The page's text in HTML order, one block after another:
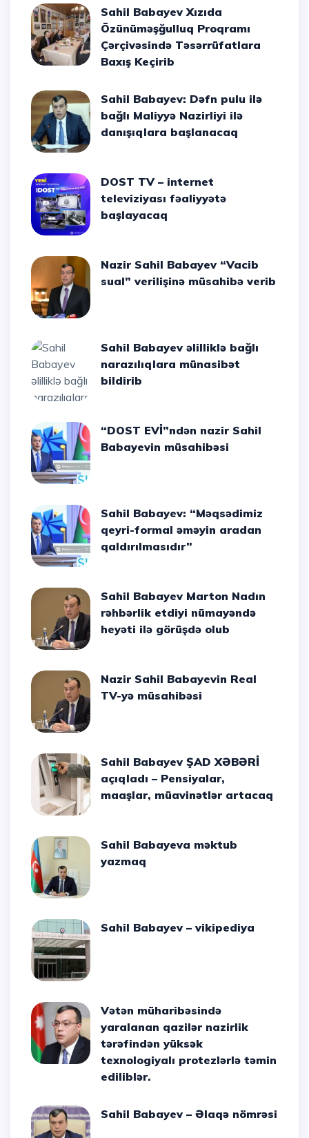
Sahil Babayev Xızıda
Özünüməşğulluq Proqramı
Çərçivəsində Təsərrüfatlara
Baxış Keçirib
Sahil Babayev: Dəfn pulu ilə
bağlı Maliyyə Nazirliyi ilə
danışıqlara başlanacaq
DOST TV – internet
televiziyası fəaliyyətə
başlayacaq
Nazir Sahil Babayev “Vacib
sual” verilişinə müsahibə verib
Sahil Babayev əlilliklə bağlı
narazılıqlara münasibət
bildirib
“DOST EVİ”ndən nazir Sahil
Babayevin müsahibəsi
Sahil Babayev: “Məqsədimiz
qeyri-formal əməyin aradan
qaldırılmasıdır”
Sahil Babayev Marton Nadın
rəhbərlik etdiyi nümayəndə
heyəti ilə görüşdə olub
Nazir Sahil Babayevin Real
TV-yə müsahibəsi
Sahil Babayev ŞAD XƏBƏRİ
açıqladı – Pensiyalar,
maaşlar, müavinətlər artacaq
Sahil Babayeva məktub
yazmaq
Sahil Babayev – vikipediya
Vətən müharibəsində
yaralanan qazilər nazirlik
tərəfindən yüksək
texnologiyalı protezlərlə təmin
ediliblər.
Sahil Babayev – Əlaqə nömrəsi